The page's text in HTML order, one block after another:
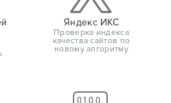
Яндекс ИКС
Проверка индекса
качества сайтов по
новому алгоритму